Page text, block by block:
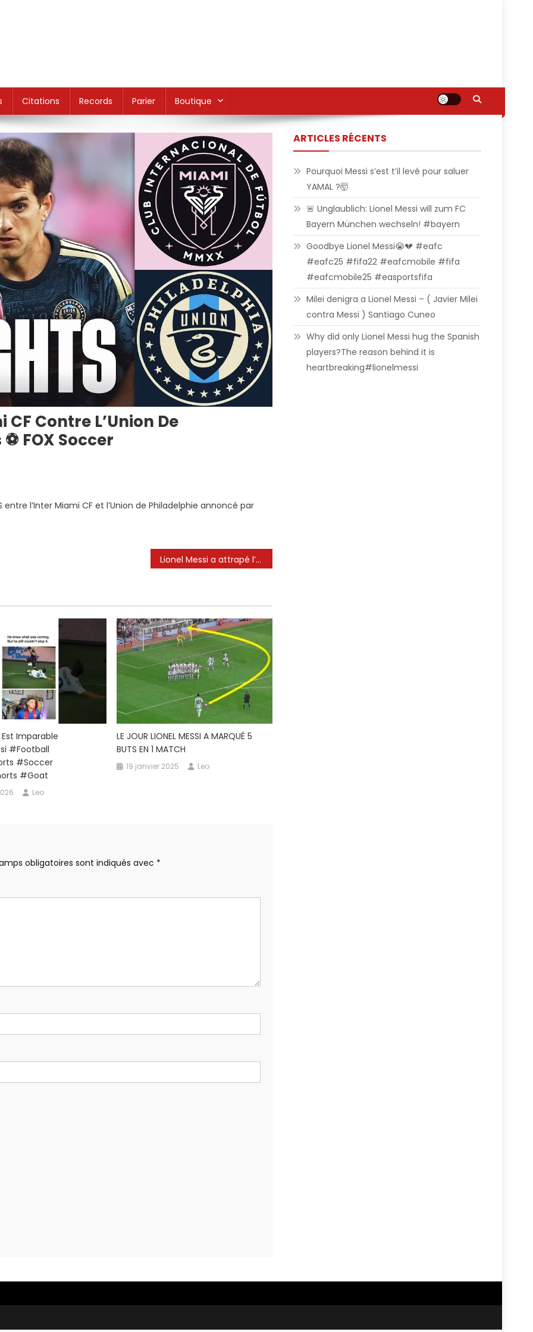
Citations Records Parier Boutique
CF Contre L’Union De
FOX Soccer
l’Inter Miami CF et l’Union de Philadelphie annoncé par
Lionel Messi a attrapé l’arrière de sa jambe, a demandé un sous-marin et est descendu dans le tunnel (via MLS sur Apple TV)
Imparable
#football
#soccer
#goat
Leo
LE JOUR LIONEL MESSI A MARQUÉ 5
BUTS EN 1 MATCH
19 janvier 2025 Leo
obligatoires sont indiqués avec *
ARTICLES RÉCENTS
Pourquoi Messi s’est t’il levé pour saluer
YAMAL ?🤯
🚨 Unglaublich: Lionel Messi will zum FC
Bayern München wechseln! #bayern
Goodbye Lionel Messi😭💔 #eafc
#eafc25 #fifa22 #eafcmobile #fifa
#eafcmobile25 #easportsfifa
Milei denigra a Lionel Messi – ( Javier Milei
contra Messi ) Santiago Cuneo
Why did only Lionel Messi hug the Spanish
players?The reason behind it is
heartbreaking#lionelmessi